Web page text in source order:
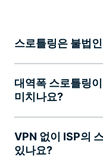
스로틀링은 불법
대역폭 스로틀링
미치나요?
VPN 없이 ISP의
있나요?